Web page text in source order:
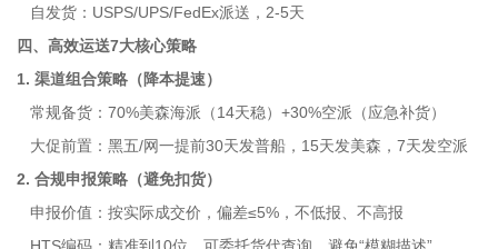
自发货：USPS/UPS/FedEx派送，2-5天
四、高效运送7大核心策略
1. 渠道组合策略（降本提速）
常规备货：70%美森海派（14天稳）+30%空派（应急补货）
大促前置：黑五/网一提前30天发普船，15天发美森，7天发空派
2. 合规申报策略（避免扣货）
申报价值：按实际成交价，偏差≤5%，不低报、不高报